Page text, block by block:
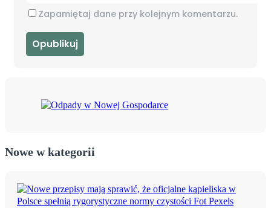
Zapamiętaj dane przy kolejnym komentarzu.
Nowe w kategorii